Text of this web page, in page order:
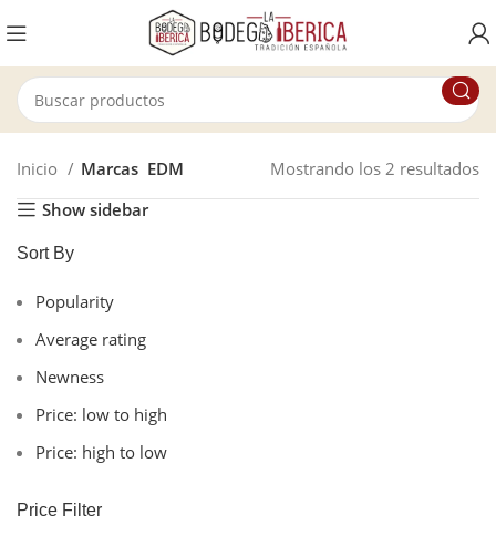
Inicio Marcas EDM
Mostrando los 2 resultados
Show sidebar
Sort By
Popularity
Average rating
Newness
Price: low to high
Price: high to low
Price Filter